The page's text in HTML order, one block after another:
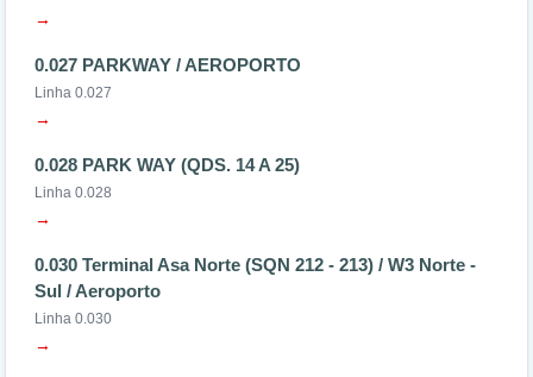
→
0.027 PARKWAY / AEROPORTO
Linha 0.027
→
0.028 PARK WAY (QDS. 14 A 25)
Linha 0.028
→
0.030 Terminal Asa Norte (SQN 212 - 213) / W3 Norte -
Sul / Aeroporto
Linha 0.030
→